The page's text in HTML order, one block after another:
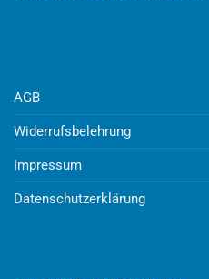
AGB
Widerrufsbelehrung
Impressum
Datenschutzerklärung